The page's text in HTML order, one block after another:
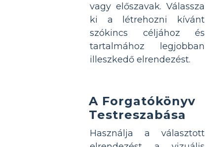
vagy előszavak. Válassza
ki a létrehozni kívánt
szókincs céljához és
tartalmához legjobban
illeszkedő elrendezést.
A Forgatókönyv
Testreszabása
Használja a választott